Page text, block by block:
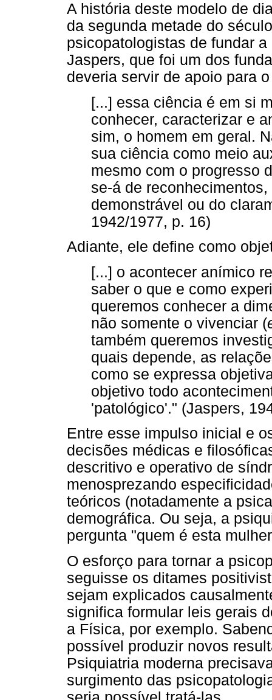
A história deste modelo de
da segunda metade do
psicopatologistas de fundar
Jaspers, que foi um dos
deveria servir de apoio para
[...] essa ciência é em si
conhecer, caracterizar e
sim, o homem em geral.
sua ciência como meio
mesmo com o progresso
se-á de
demonstrável ou do
1942/1977, p. 16)
Adiante, ele define como
[...] o acontecer anímico
saber o que e como
queremos conhecer a
não somente o vivenciar (
também queremos
quais depende, as
como se expressa
objetivo todo
'patológico'." (Jaspers,
Entre esse impulso inicial e
decisões médicas e
descritivo e operativo de
menosprezando
teóricos (notadamente a
demográfica. Ou seja, a
pergunta "quem é esta
O esforço para tornar a
seguisse os ditames
sejam explicados
significa formular leis gerais
a Física, por exemplo.
possível produzir novos
Psiquiatria moderna
surgimento das